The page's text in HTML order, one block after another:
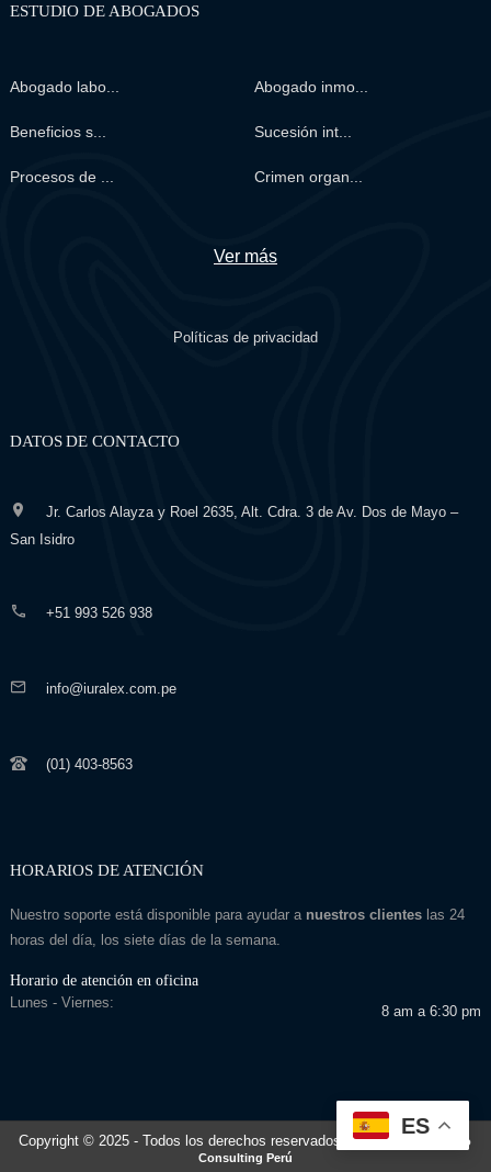
ESTUDIO DE ABOGADOS
Abogado labo... Abogado inmo...
Beneficios s... Sucesión int...
Procesos de ... Crimen organ...
Ver más
Políticas de privacidad
DATOS DE CONTACTO
Jr. Carlos Alayza y Roel 2635, Alt. Cdra. 3 de Av. Dos de Mayo –
San Isidro
+51 993 526 938
info@iuralex.com.pe
(01) 403-8563
HORARIOS DE ATENCIÓN
Nuestro soporte está disponible para ayudar a nuestros clienteslas 24
horas del día, los siete días de la semana.
Horario de atención en oficina
Lunes - Viernes:
8 am a 6:30 pm
Copyright © 2025- Todos los derechos reservados
Desarrollado por: Seo
Consulting Perú
ES